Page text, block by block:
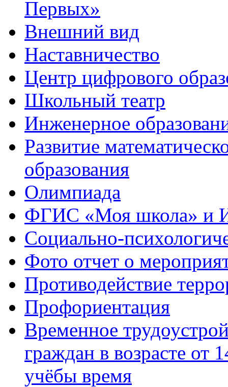
Первых»
Внешний вид
Наставничество
Центр цифрового
Школьный театр
Инженерное
Развитие
образования
Олимпиада
ФГИС «Моя школа» и
Социально-
Фото отчет о
Противодействие
Профориентация
Временное
граждан в возрасте от
учёбы время